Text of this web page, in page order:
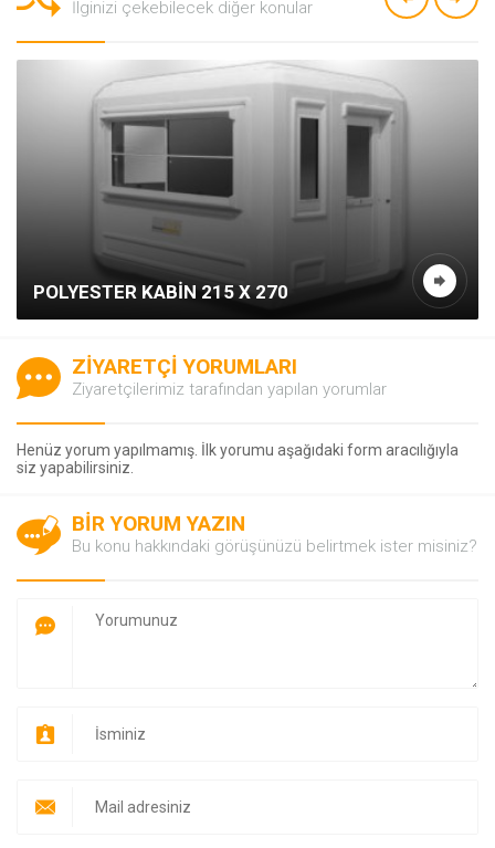
İlginizi çekebilecek diğer konular
POLYESTER KABIN 215 X 270
ZİYARETÇİ YORUMLARI
Ziyaretçilerimiz tarafından yapılan yorumlar
Henüz yorum yapılmamış. İlk yorumu aşağıdaki form aracılığıyla
siz yapabilirsiniz.
BİR YORUM YAZIN
Bu konu hakkındaki görüşünüzü belirtmek ister misiniz?